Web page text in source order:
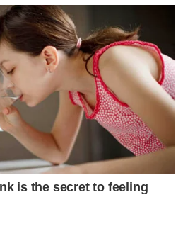
is the secret to feeling